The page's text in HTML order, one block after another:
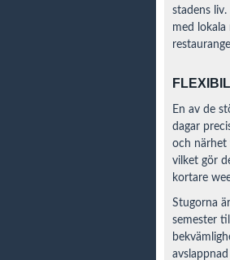
stadens
med lokala
En av de
dagar
och närhet
vilket gör
kortare
Stugorna
semester